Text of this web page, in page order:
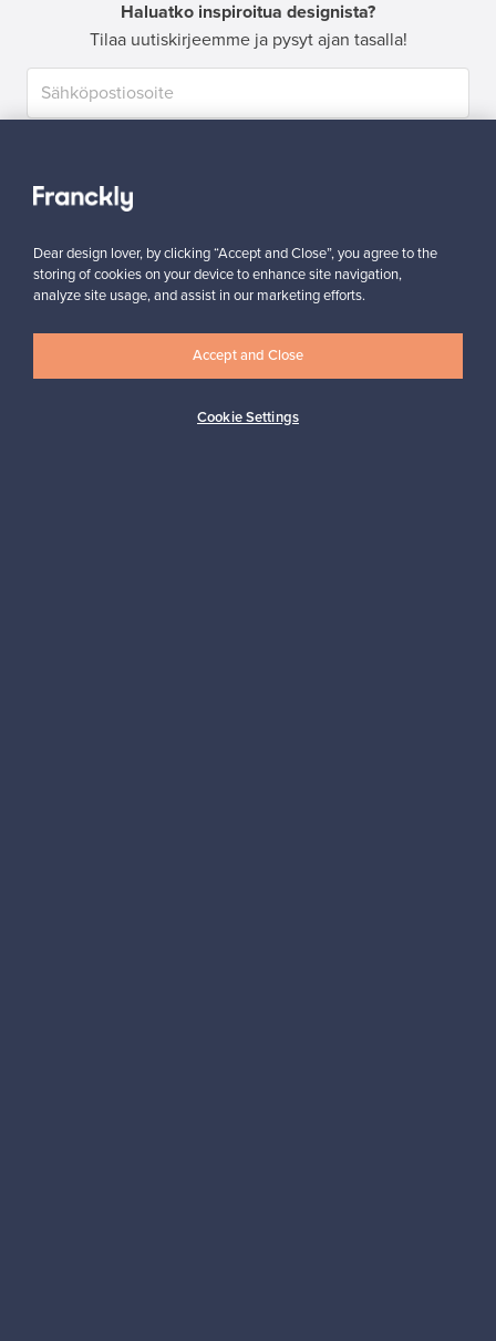
Haluatko inspiroitua designista?
Tilaa uutiskirjeemme ja pysyt ajan tasalla!
Dear design lover, by clicking “Accept and Close”, you agree to the
storing of cookies on your device to enhance site navigation,
analyze site usage, and assist in our marketing efforts.
Cookie Settings
Accept and Close